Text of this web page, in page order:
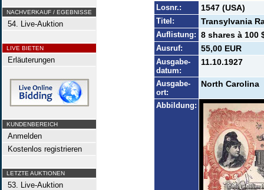
NACHVERKAUF / EGEBNISSE
54. Live-Auktion
LIVE BIETEN
Erläuterungen
KUNDENBEREICH
Anmelden
Kostenlos registrieren
LETZTE AUKTIONEN
53. Live-Auktion
Losnr.:
1547 (USA)
Titel: Transylvania
Auflistung: 8 shares à 100
Ausruf: 55,00 EUR
Ausgabe-
datum:
11.10.1927
Ausgabe-
ort:
North Carolina
Abbildung: